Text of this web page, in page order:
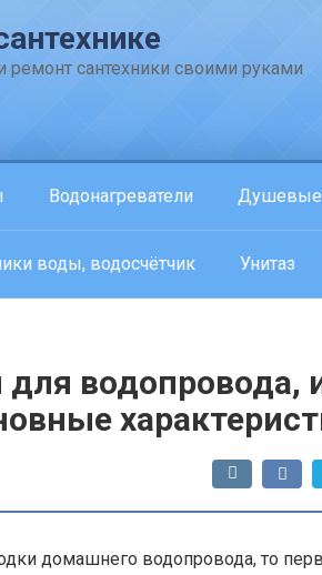
ремонт сантехники своими руками
Водонагреватели Душевые
воды, водосчётчик Унитаз
водопровода,
домашнего водопровода, то